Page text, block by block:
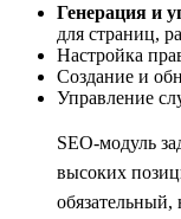
Генерация и
для страниц,
Настройка
Создание и
Управление
SEO-модуль
высоких